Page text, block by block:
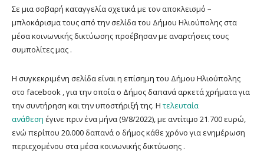
Σε μια σοβαρή καταγγελία σχετικά με τον αποκλεισμό –
μπλοκάρισμα τους από την σελίδα του Δήμου Ηλιούπολης στα
μέσα κοινωνικής δικτύωσης προέβησαν με αναρτήσεις τους
συμπολίτες μας .
H συγκεκριμένη σελίδα είναι η επίσημη του Δήμου Ηλιούπολης
στο facebook , για την οποία ο Δήμος δαπανά αρκετά χρήματα για
την συντήρηση και την υποστήριξή της. H τελευταία
ανάθεση έγινε πριν ένα μήνα (9/8/2022), με αντίτιμο 21.700 ευρώ,
ενώ περίπου 20.000 δαπανά ο δήμος κάθε χρόνο για ενημέρωση
περιεχομένου στα μέσα κοινωνικής δικτύωσης .